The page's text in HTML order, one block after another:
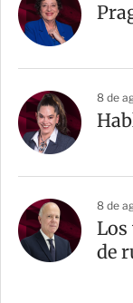
8 de
8 de
Los
de